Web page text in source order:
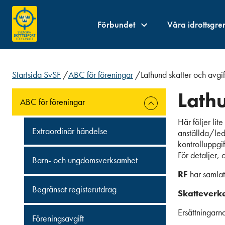
Förbundet Våra
Startsida SvSF /ABC för föreningar /Lathund skatter och
ABC för föreningar
Extraordinär händelse
Barn- och ungdomsverksamhet
Begränsat registerutdrag
Föreningsavgift
Här följer
anställda/
För detaljer,
RF har